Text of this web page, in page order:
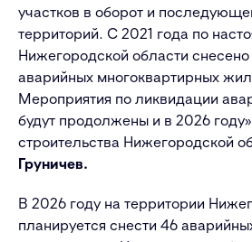
участков в оборот и
территорий. С 2021 года по
Нижегородской области
аварийных многоквартирных
Мероприятия по ликвидации
будут продолжены и в 2026
строительства Нижегородской
Груничев.
В 2026 году на территории
планируется снести 46